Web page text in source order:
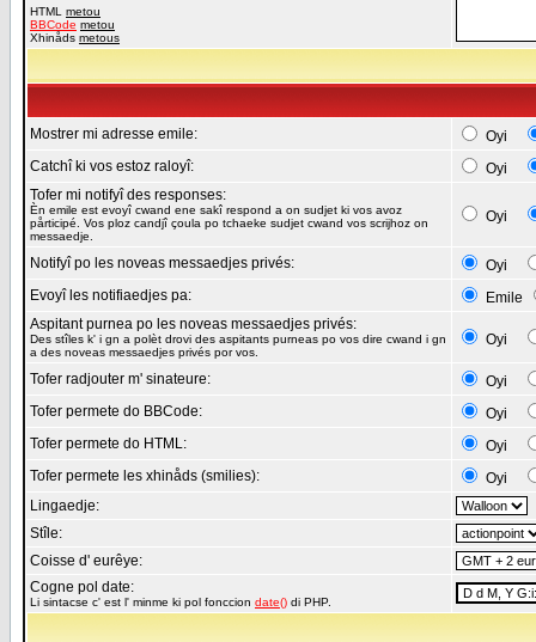
HTML metou
BBCode metou
Xhinåds metous
Mostrer mi adresse emile:
Oyi
Catchî ki vos estoz raloyî:
Oyi
Tofer mi notifyî des responses:
Èn emile est evoyî cwand ene sakî respond a on sudjet ki vos avoz
pårticipé. Vos ploz candjî çoula po tchaeke sudjet cwand vos scrijhoz on
messaedje.
Oyi
Notifyî po les noveas messaedjes privés:
Oyi
Evoyî les notifiaedjes pa:
Emile
Aspitant purnea po les noveas messaedjes privés:
Des stîles k' i gn a polèt drovi des aspitants purneas po vos dire cwand i gn
a des noveas messaedjes privés por vos.
Oyi
Tofer radjouter m' sinateure:
Oyi
Tofer permete do BBCode:
Oyi
Tofer permete do HTML:
Oyi
Tofer permete les xhinåds (smilies):
Oyi
Lingaedje:
Stîle:
Coisse d' eurêye:
Cogne pol date:
Li sintacse c' est l' minme ki pol fonccion date() di PHP.